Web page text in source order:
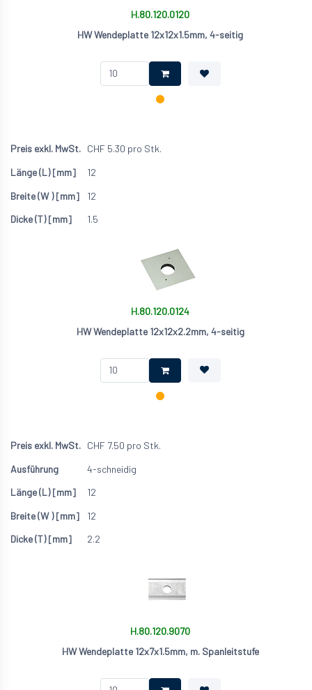
H.80.120.0120
HW Wendeplatte 12x12x1.5mm, 4-seitig
CHF 5.30 pro Stk.
12
12
1.5
H.80.120.0124
HW Wendeplatte 12x12x2.2mm, 4-seitig
CHF 7.50 pro Stk.
4-schneidig
12
12
2.2
H.80.120.9070
HW Wendeplatte 12x7x1.5mm, m. Spanleitstufe